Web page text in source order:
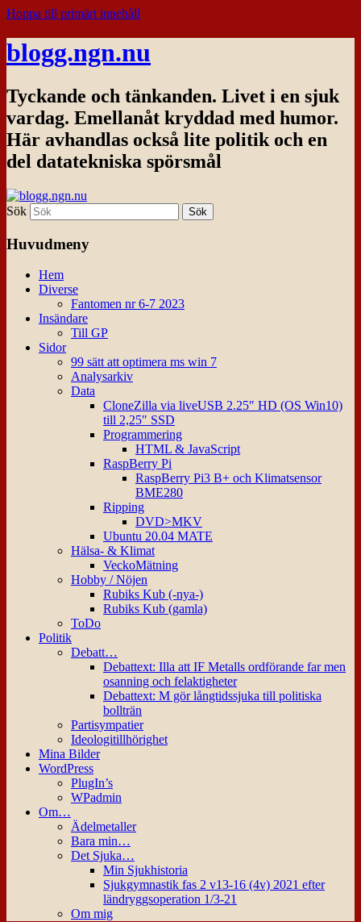
Hoppa till primärt innehåll
blogg.ngn.nu
Tyckande och tänkanden. Livet i en sjuk
vardag. Emellanåt kryddad med humor.
Här avhandlas också lite politik och en
del datatekniska spörsmål
Sök
Huvudmeny
Hem
Diverse
Fantomen nr 6-7 2023
Insändare
Till GP
Sidor
99 sätt att optimera ms win 7
Analysarkiv
Data
CloneZilla via liveUSB 2.25″ HD (OS Win10)
till 2,25″ SSD
Programmering
HTML & JavaScript
RaspBerry Pi
RaspBerry Pi3 B+ och Klimatsensor
BME280
Ripping
DVD>MKV
Ubuntu 20.04 MATE
Hälsa- & Klimat
VeckoMätning
Hobby / Nöjen
Rubiks Kub (-nya-)
Rubiks Kub (gamla)
ToDo
Politik
Debatt…
Debattext: Illa att IF Metalls ordförande far men
osanning och felaktigheter
Debattext: M gör långtidssjuka till politiska
bollträn
Partisympatier
Ideologitillhörighet
Mina Bilder
WordPress
PlugIn’s
WPadmin
Om…
Ädelmetaller
Bara min…
Det Sjuka…
Min Sjukhistoria
Sjukgymnastik fas 2 v13-16 (4v) 2021 efter
ländryggsoperation 1/3-21
Om mig